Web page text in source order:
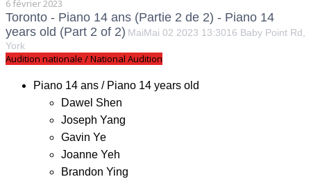
6 février 2023
Toronto - Piano 14 ans (Partie 2 de 2) - Piano 14
years old (Part 2 of 2) MaiMai 02 2023 13:3016 Baby Point Rd,
York
Audition nationale / National Audition
Piano 14 ans / Piano 14 years old
Dawel Shen
Joseph Yang
Gavin Ye
Joanne Yeh
Brandon Ying